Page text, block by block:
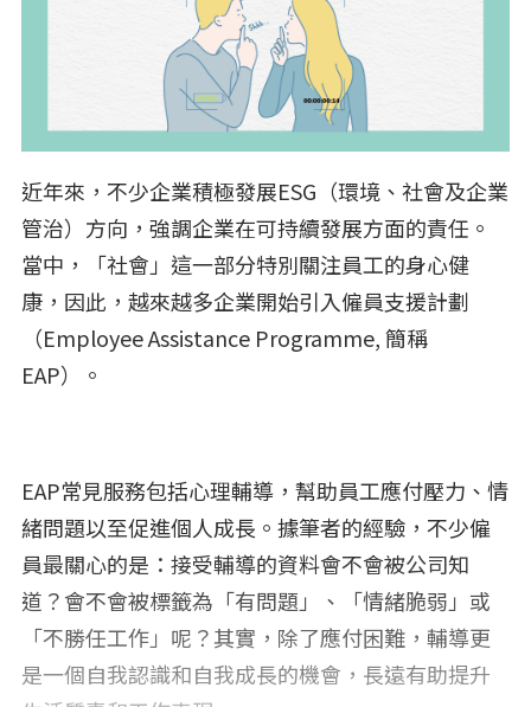
近年來，不少企業積極發展ESG（環境、社會及企業
管治）方向，強調企業在可持續發展方面的責任。
當中，「社會」這一部分特別關注員工的身心健
康，因此，越來越多企業開始引入僱員支援計劃
（Employee Assistance Programme, 簡稱
EAP）。
EAP常見服務包括心理輔導，幫助員工應付壓力、情
緒問題以至促進個人成長。據筆者的經驗，不少僱
員最關心的是：接受輔導的資料會不會被公司知
道？會不會被標籤為「有問題」、「情緒脆弱」或
「不勝任工作」呢？其實，除了應付困難，輔導更
是一個自我認識和自我成長的機會，長遠有助提升